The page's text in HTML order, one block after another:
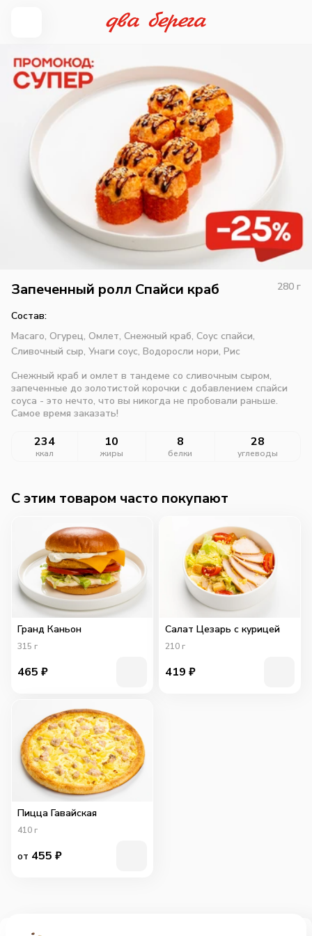
Запеченный ролл Спайси краб 280 г
Состав:
Масаго, Огурец, Омлет, Снежный краб, Соус спайси,
Сливочный сыр, Унаги соус, Водоросли нори, Рис
Снежный краб и омлет в тандеме со сливочным сыром,
запеченные до золотистой корочки с добавлением спайси
соуса - это нечто, что вы никогда не пробовали раньше.
Самое время заказать!
234
ккал
10
жиры
8
белки
28
углеводы
C этим товаром часто покупают
Гранд Каньон
315 г
465 ₽
Салат Цезарь с курицей
210 г
419 ₽
Пицца Гавайская
410 г
от 455 ₽